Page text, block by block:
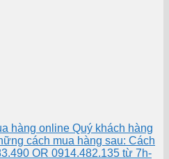
hàng online Quý khách hàng
cách mua hàng sau: Cách
OR 0914.482.135 từ 7h-